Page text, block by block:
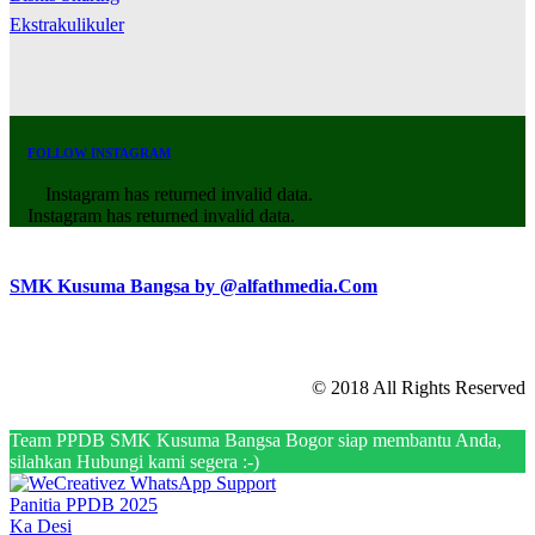
Ekstrakulikuler
FOLLOW INSTAGRAM
Instagram has returned invalid data.
Instagram has returned invalid data.
SMK Kusuma Bangsa by @alfathmedia.Com
© 2018 All Rights Reserved
Team PPDB SMK Kusuma Bangsa Bogor siap membantu Anda,
silahkan Hubungi kami segera :-)
Panitia PPDB 2025
Ka Desi